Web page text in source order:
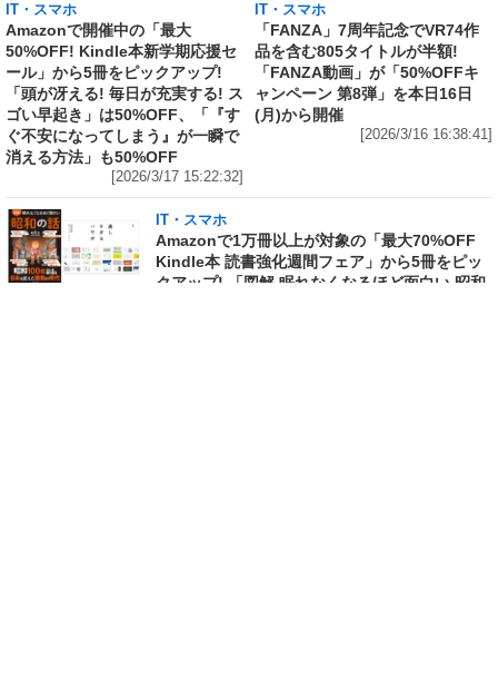
IT・スマホ
Amazonで開催中の「最大
50%OFF! Kindle本新学期応援セ
ール」から5冊をピックアップ!
「頭が冴える! 毎日が充実する! ス
ゴい早起き」は50%OFF、「『す
ぐ不安になってしまう』が一瞬で
消える方法」も50%OFF
[2026/3/17 15:22:32]
IT・スマホ
「FANZA」7周年記念でVR74作
品を含む805タイトルが半額!
「FANZA動画」が「50%OFFキ
ャンペーン 第8弾」を本日16日
(月)から開催
[2026/3/16 16:38:41]
IT・スマホ
Amazonで1万冊以上が対象の「最大70%OFF
Kindle本 読書強化週間フェア」から5冊をピッ
クアップ! 「図解 眠れなくなるほど面白い 昭和